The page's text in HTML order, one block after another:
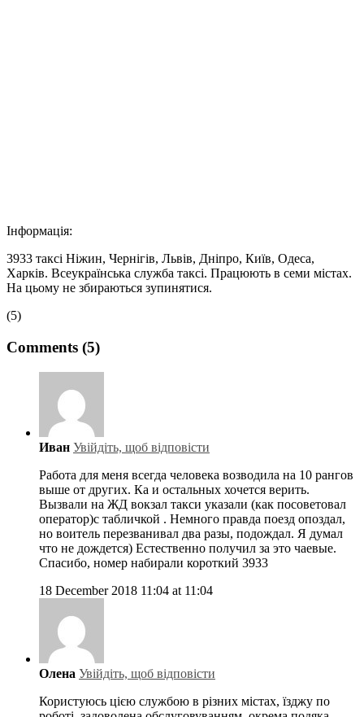
Інформація:
3933 таксі Ніжин, Чернігів, Львів, Дніпро, Київ, Одеса,
Харків. Всеукраїнська служба таксі. Працюють в семи містах.
На цьому не збираються зупинятися.
(5)
Comments (5)
Иван Увійдіть, щоб відповісти
Работа для меня всегда человека возводила на 10 рангов
выше от других. Ка и остальных хочется верить.
Вызвали на ЖД вокзал такси указали (как посоветовал
оператор)с табличкой . Немного правда поезд опоздал,
но воитель перезванивал два разы, подождал. Я думал
что не дождется) Естественно получил за это чаевые.
Спасибо, номер набирали короткий 3933
18 December 2018 11:04 at 11:04
Олена Увійдіть, щоб відповісти
Користуюсь цією службою в різних містах, їзджу по